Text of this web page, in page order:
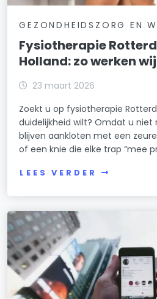
GEZONDHEIDSZORG EN
Fysiotherapie
Holland: zo werken
23 maart 2026
Zoekt u op fysiotherapie
duidelijkheid wilt? Omdat u niet
blijven aankloten met een
of een knie die elke trap “mee
LEES VERDER